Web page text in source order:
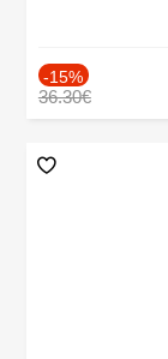
-15%
36.30€